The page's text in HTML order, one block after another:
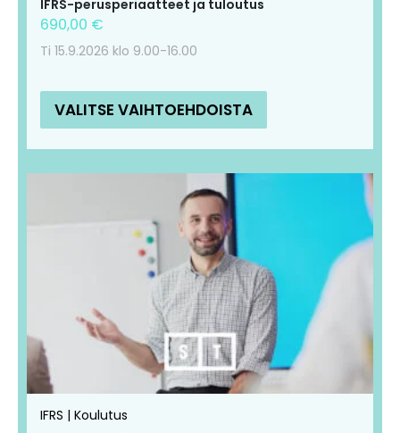
IFRS-perusperiaatteet ja tuloutus
690,00 €
Ti 15.9.2026 klo 9.00-16.00
VALITSE VAIHTOEHDOISTA
IFRS | Koulutus